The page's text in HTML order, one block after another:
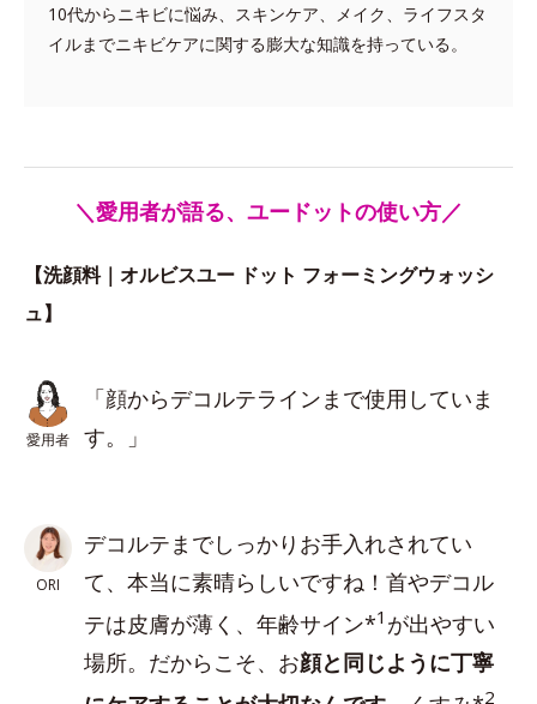
10代からニキビに悩み、スキンケア、メイク、ライフスタ
イルまでニキビケアに関する膨大な知識を持っている。
＼愛用者が語る、ユードットの使い方／
【洗顔料｜オルビスユー ドット フォーミングウォッシ
ュ】
愛用者
「顔からデコルテラインまで使用していま
す。」
ORI
デコルテまでしっかりお手入れされてい
て、本当に素晴らしいですね！首やデコル
テは皮膚が薄く、年齢サイン*1 が出やすい
場所。だからこそ、お顔と同じように丁寧
2